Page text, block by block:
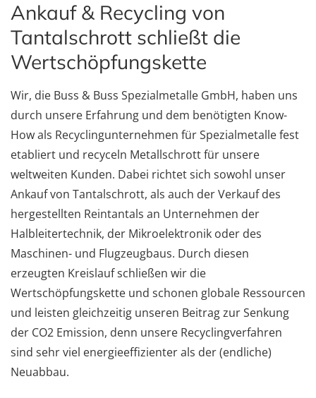
Ankauf & Recycling von
Tantalschrott schließt die
Wertschöpfungskette
Wir, die Buss & Buss Spezialmetalle GmbH, haben uns
durch unsere Erfahrung und dem benötigten Know-
How als Recyclingunternehmen für Spezialmetalle fest
etabliert und recyceln Metallschrott für unsere
weltweiten Kunden. Dabei richtet sich sowohl unser
Ankauf von Tantalschrott, als auch der Verkauf des
hergestellten Reintantals an Unternehmen der
Halbleitertechnik, der Mikroelektronik oder des
Maschinen- und Flugzeugbaus. Durch diesen
erzeugten Kreislauf schließen wir die
Wertschöpfungskette und schonen globale Ressourcen
und leisten gleichzeitig unseren Beitrag zur Senkung
der CO2 Emission, denn unsere Recyclingverfahren
sind sehr viel energieeffizienter als der (endliche)
Neuabbau.